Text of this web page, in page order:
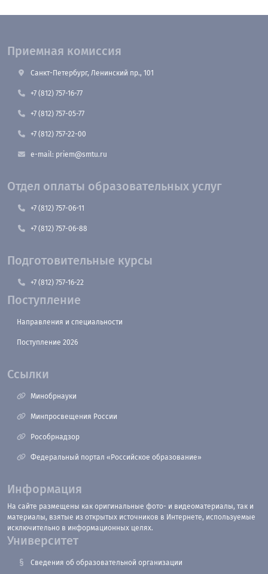
Приемная комиссия
Санкт-Петербург, Ленинский пр., 101
+7 (812) 757-16-77
+7 (812) 757-05-77
+7 (812) 757-22-00
e-mail: priem@smtu.ru
Отдел оплаты образовательных услуг
+7 (812) 757-06-11
+7 (812) 757-06-88
Подготовительные курсы
+7 (812) 757-16-22
Поступление
Направления и специальности
Поступление 2026
Ссылки
Минобрнауки
Минпросвещения России
Рособрнадзор
Федеральный портал «Российское образование»
Информация
На сайте размещены как оригинальные фото- и видеоматериалы, так и
материалы, взятые из открытых источников в Интернете, используемые
исключительно в информационных целях.
Университет
Сведения об образовательной организации